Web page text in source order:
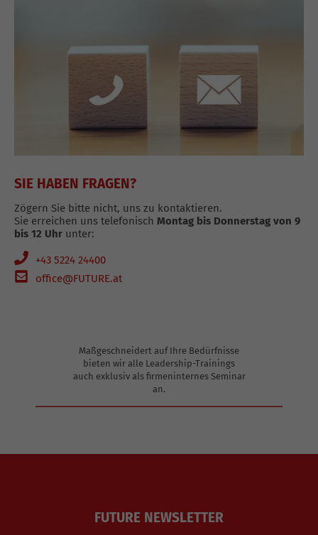
SIE HABEN FRAGEN?
Zögern Sie bitte nicht, uns zu kontaktieren.
Sie erreichen uns telefonisch Montag bis Donnerstag von 9
bis 12 Uhr unter:
+43 5224 24400
office@FUTURE.at
Maßgeschneidert auf Ihre Bedürfnisse
bieten wir alle Leadership-Trainings
auch exklusiv als firmeninternes Seminar
an.
FUTURE NEWSLETTER